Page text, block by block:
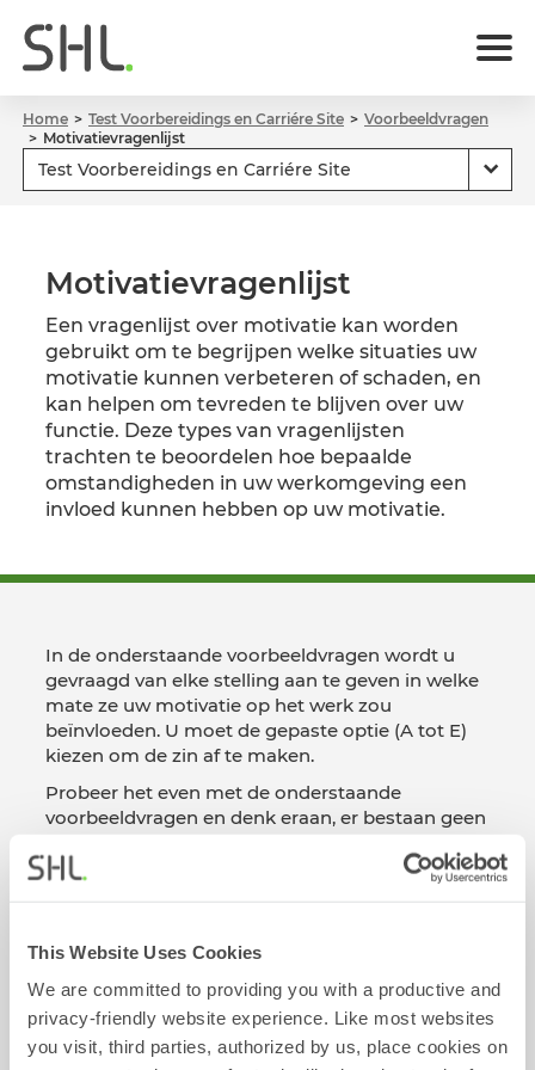
This Website Uses Cookies
We are committed to providing you with a productive and
privacy-friendly website experience. Like most websites
you visit, third parties, authorized by us, place cookies on
Home Test Voorbereidings en Carriére Site
Voorbeeldvragen
Motivatievragenlijst
Motivatievragenlijst
Een vragenlijst over motivatie kan worden
gebruikt om te begrijpen welke situaties uw
motivatie kunnen verbeteren of schaden, en
kan helpen om tevreden te blijven over uw
functie. Deze types van vragenlijsten
trachten te beoordelen hoe bepaalde
omstandigheden in uw werkomgeving een
invloed kunnen hebben op uw motivatie.
In de onderstaande voorbeeldvragen wordt u
gevraagd van elke stelling aan te geven in welke
mate ze uw motivatie op het werk zou
beïnvloeden. U moet de gepaste optie (A tot E)
kiezen om de zin af te maken.
Probeer het even met de onderstaande
voorbeeldvragen en denk eraan, er bestaan geen
Voorbeeldvragen Bekijken